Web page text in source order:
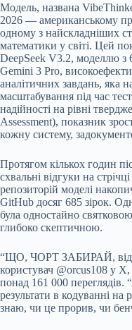
Модель, названа
2026 — американському
одному з найскладніших
математики у світі. Цей
DeepSeek V3.2, моделлю з
Gemini 3 Pro,
аналітичних завдань, яка
масштабування під час
надійності на рівні
Assessment), показник
кожну систему,
Протягом кількох годин
схвальні відгуки на
репозиторій моделі
GitHub досяг 685 зірок.
була одностайно
глибоко скептичною.
“ЩО, ЧОРТ ЗАБИРАЙ,
користувач @orcus108 у
понад 161 000 переглядів.
результати в кодуванні
знаю, чи це прорив, чи